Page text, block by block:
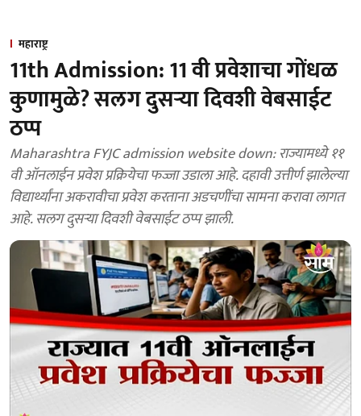
महाराष्ट्र
11th Admission: 11 वी प्रवेशाचा गोंधळ
कुणामुळे? सलग दुसऱ्या दिवशी वेबसाईट
ठप्प
Maharashtra FYJC admission website down: राज्यामध्ये ११
वी ऑनलाईन प्रवेश प्रक्रियेचा फज्जा उडाला आहे. दहावी उत्तीर्ण झालेल्या
विद्यार्थ्यांना अकरावीचा प्रवेश करताना अडचणींचा सामना करावा लागत
आहे. सलग दुसऱ्या दिवशी वेबसाईट ठप्प झाली.